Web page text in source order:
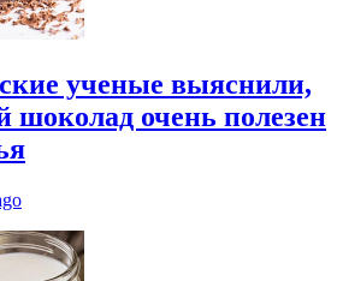
ученые выяснили,
шоколад очень полезен